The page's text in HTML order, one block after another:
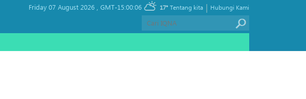
Friday 07 August 2026 , GMT-15:00:06 17° Hubungi Kami
|
Tentang kita